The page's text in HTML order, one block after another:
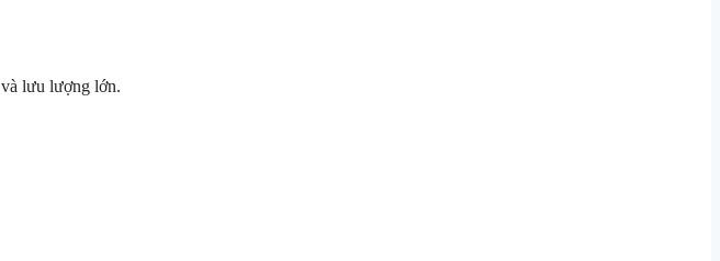
và lưu lượng lớn.